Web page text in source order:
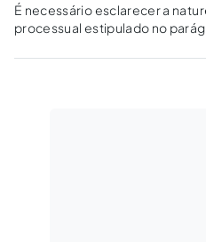
É necessário esclarecer a
processual estipulado no